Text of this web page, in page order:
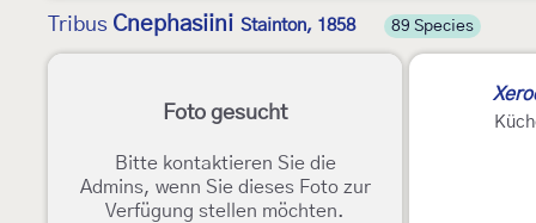
Tribus Cnephasiini Stainton, 1858 89 Species
Foto gesucht
Bitte kontaktieren Sie die
Admins, wenn Sie dieses Foto zur
Verfügung stellen möchten.